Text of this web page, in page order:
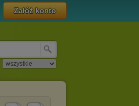
Załóż konto